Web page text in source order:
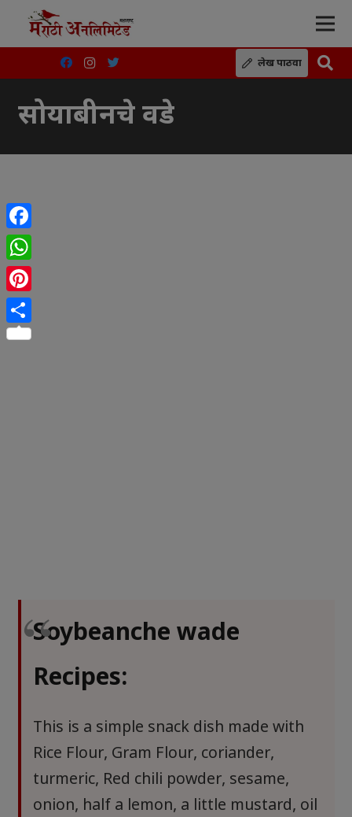
लेख पाठवा
सोयाबीनचे वडे
Soybeanche wade
Recipes:
This is a simple snack dish made with
Rice Flour, Gram Flour, coriander,
turmeric, Red chili powder, sesame,
onion, half a lemon, a little mustard, oil
Facebook
WhatsApp
Pinterest
Share